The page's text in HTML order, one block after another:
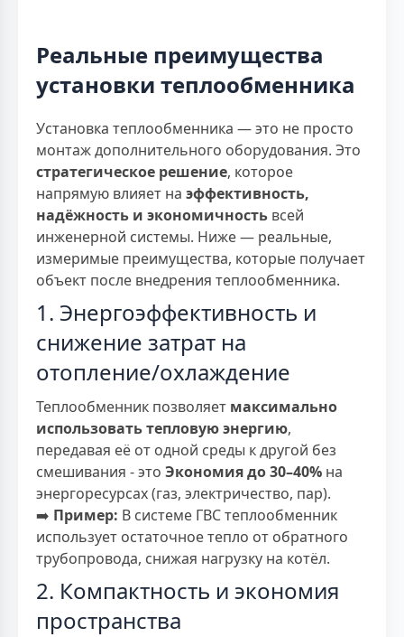
Реальные преимущества
установки теплообменника
Установка теплообменника — это не просто
монтаж дополнительного оборудования. Это
стратегическое решение, которое
напрямую влияет на эффективность,
надёжность и экономичность всей
инженерной системы. Ниже — реальные,
измеримые преимущества, которые получает
объект после внедрения теплообменника.
1. Энергоэффективность и
снижение затрат на
отопление/охлаждение
Теплообменник позволяет максимально
использовать тепловую энергию,
передавая её от одной среды к другой без
смешивания - это Экономия до 30–40% на
энергоресурсах (газ, электричество, пар).
➡️ Пример: В системе ГВС теплообменник
использует остаточное тепло от обратного
трубопровода, снижая нагрузку на котёл.
2. Компактность и экономия
пространства